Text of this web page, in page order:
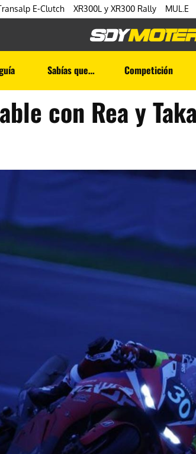
E-Clutch XR300L y XR300 Rally MUL.E
Sabías que… Competición
con Rea y